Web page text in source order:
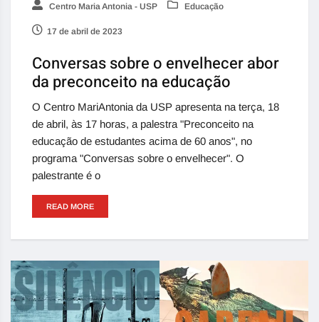
Centro Maria Antonia - USP Educação
17 de abril de 2023
Conversas sobre o envelhecer abor
da preconceito na educação
O Centro MariAntonia da USP apresenta na terça, 18
de abril, às 17 horas, a palestra "Preconceito na
educação de estudantes acima de 60 anos", no
programa "Conversas sobre o envelhecer". O
palestrante é o
READ MORE